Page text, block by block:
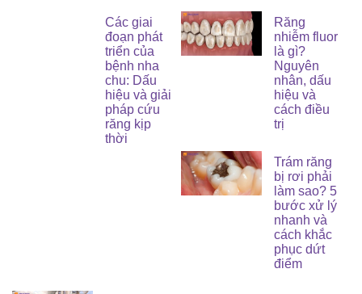
Các giai
đoạn phát
triển của
bệnh nha
chu: Dấu
hiệu và giải
pháp cứu
răng kịp
thời
Răng
nhiễm fluor
là gì?
Nguyên
nhân, dấu
hiệu và
cách điều
trị
Trám răng
bị rơi phải
làm sao? 5
bước xử lý
nhanh và
cách khắc
phục dứt
điểm